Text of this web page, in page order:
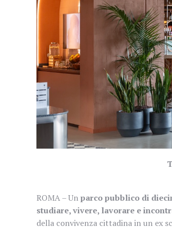
ROMA – Unparco pubblico di
studiare, vivere, lavorare e
della convivenza cittadina in un ex